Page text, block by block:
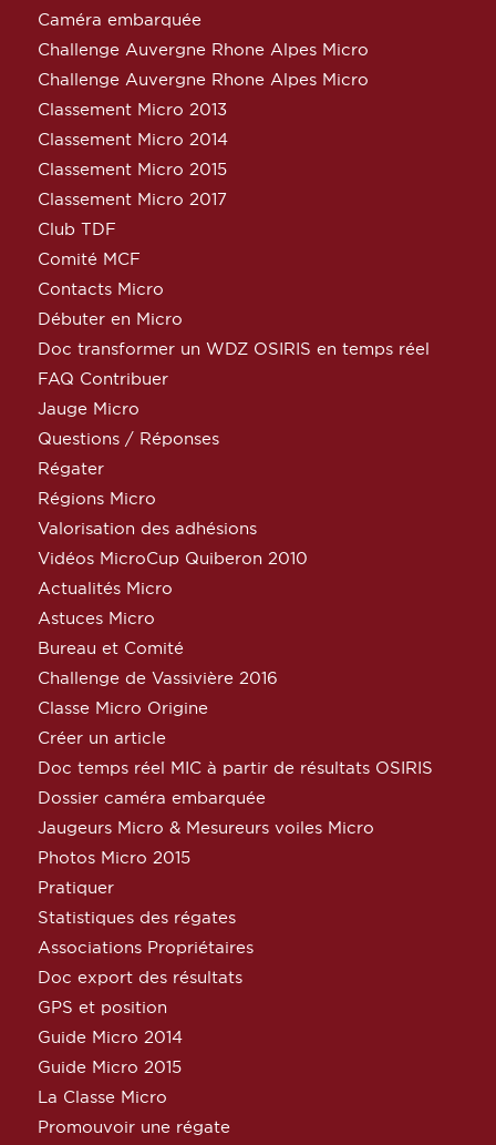
Caméra embarquée
Challenge Auvergne Rhone Alpes Micro
Challenge Auvergne Rhone Alpes Micro
Classement Micro 2013
Classement Micro 2014
Classement Micro 2015
Classement Micro 2017
Club TDF
Comité MCF
Contacts Micro
Débuter en Micro
Doc transformer un WDZ OSIRIS en temps réel
FAQ Contribuer
Jauge Micro
Questions / Réponses
Régater
Régions Micro
Valorisation des adhésions
Vidéos MicroCup Quiberon 2010
Actualités Micro
Astuces Micro
Bureau et Comité
Challenge de Vassivière 2016
Classe Micro Origine
Créer un article
Doc temps réel MIC à partir de résultats OSIRIS
Dossier caméra embarquée
Jaugeurs Micro & Mesureurs voiles Micro
Photos Micro 2015
Pratiquer
Statistiques des régates
Associations Propriétaires
Doc export des résultats
GPS et position
Guide Micro 2014
Guide Micro 2015
La Classe Micro
Promouvoir une régate